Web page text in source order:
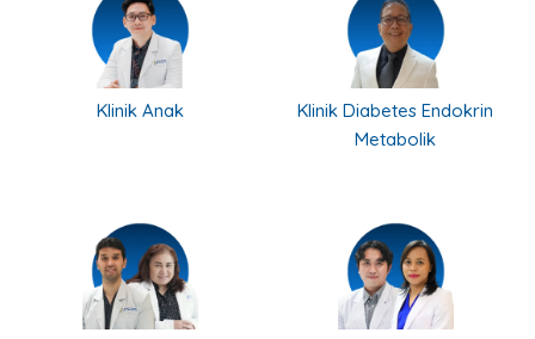
Klinik Anak
Klinik Diabetes Endokrin
Metabolik